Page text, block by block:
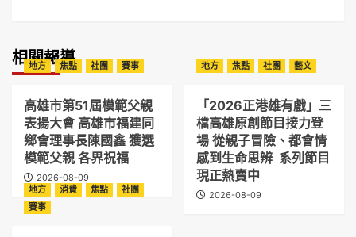
相關報導
地方 焦點 社團 賽事
高雄市第51屆模範父親
表揚大會 高雄市福建同
鄉會理事長陳國鑫 獲選
模範父親 各界祝福
2026-08-09
地方 焦點 社團 藝文
「2026正港雄有戲」三
檔高雄原創節目接力登
場 從親子冒險、都會情
感到生命思辨 系列節目
現正熱賣中
2026-08-09
地方 消費 焦點
社團
賽事